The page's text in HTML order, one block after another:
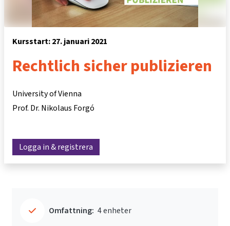
Kursstart: 27. januari 2021
Rechtlich sicher publizieren
University of Vienna
Prof. Dr. Nikolaus Forgó
Logga in & registrera
Omfattning: 4 enheter